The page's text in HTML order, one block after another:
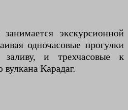
экскурсионной
одночасовые прогулки
и трехчасовые к
Карадаг.